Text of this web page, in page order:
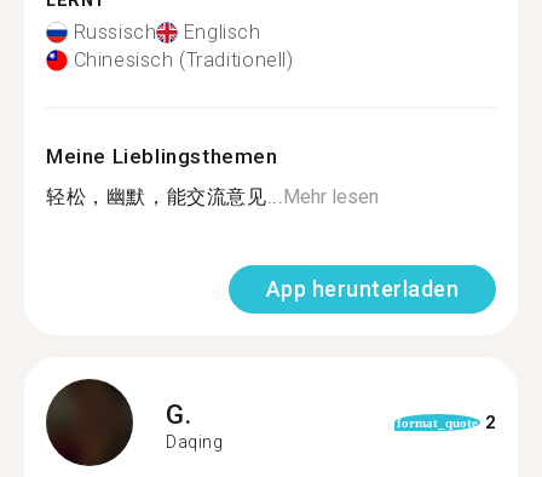
Russisch
Englisch
Chinesisch (Traditionell)
Meine Lieblingsthemen
轻松，幽默，能交流意见...Mehr lesen
App herunterladen
G.
Daqing
format_quote 2